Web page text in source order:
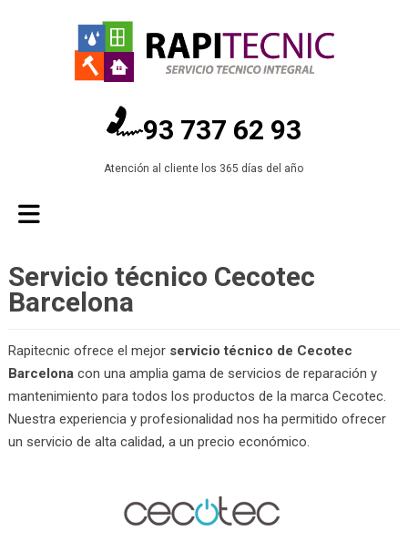
93 737 62 93
Atención al cliente los 365 días del año
Servicio técnico Cecotec
Barcelona
Rapitecnic ofrece el mejor servicio técnico de Cecotec
Barcelonacon una amplia gama de servicios de reparación y
mantenimiento para todos los productos de la marca Cecotec.
Nuestra experiencia y profesionalidad nos ha permitido ofrecer
un servicio de alta calidad, a un precio económico.